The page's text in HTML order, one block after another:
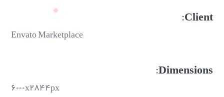
Client:
Envato Marketplace
Dimensions:
۶۰۰۰x۲۸۴۴px